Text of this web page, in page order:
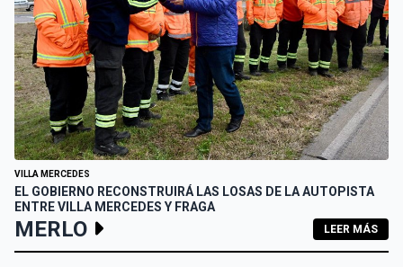
VILLA MERCEDES
EL GOBIERNO RECONSTRUIRÁ LAS LOSAS DE LA AUTOPISTA
ENTRE VILLA MERCEDES Y FRAGA
MERLO LEER MÁS